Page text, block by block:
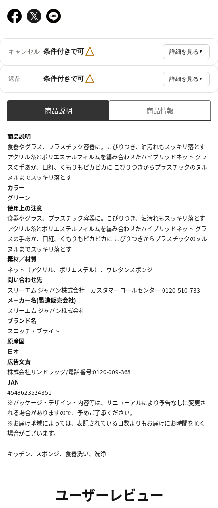
キャンセル 条件付きで可△ 詳細を見る ▼
返品 条件付きで可△ 詳細を見る ▼
商品説明 商品情報
商品説明
食器やグラス、プラスチック容器に。こびりつき、油汚れもスッキリ落とす
アクリル糸とポリエステルフィルムを編み合わせたハイブリッドネット グラ
スの手あか、口紅、くもりもピカピカに こびりつきからプラスチックのヌル
ヌルまでスッキリ落とす
カラー
グリーン
使用上の注意
食器やグラス、プラスチック容器に。こびりつき、油汚れもスッキリ落とす
アクリル糸とポリエステルフィルムを編み合わせたハイブリッドネット グラ
スの手あか、口紅、くもりもピカピカに こびりつきからプラスチックのヌル
ヌルまでスッキリ落とす
素材／材質
ネット（アクリル、ポリエステル）、ウレタンスポンジ
問い合わせ先
スリーエム ジャパン株式会社 カスタマーコールセンター 0120-510-733
メーカー名(製造販売会社)
スリーエム ジャパン株式会社
ブランド名
スコッチ・ブライト
原産国
日本
広告文責
株式会社サンドラッグ/電話番号:0120-009-368
JAN
4548623524351
※パッケージ・デザイン・内容等は、リニューアルにより予告なしに変更さ
れる場合がありますので、予めご了承ください。
※お届け地域によっては、表記されている日数よりもお届けにお時間を頂く
場合がございます。
キッチン、スポンジ、食器洗い、洗浄
ユーザーレビュー